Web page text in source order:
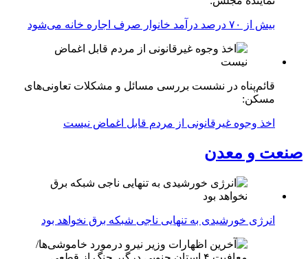
بیش از ۷۰ درصد درآمد خانوار صرف اجاره خانه می‌شود
قائم‌پناه در نشست بررسی مسائل و مشکلات تعاونی‌های
مسکن:
اخذ وجوه غیرقانونی از مردم قابل اغماض نیست
صنعت و معدن
انرژی خورشیدی به تنهایی ناجی شبکه برق نخواهد بود